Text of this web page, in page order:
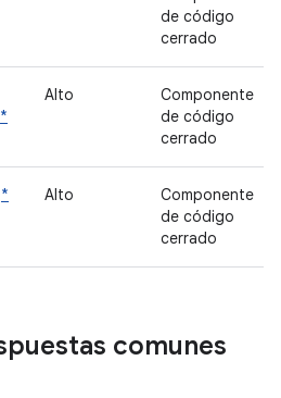
de código
cerrado
*
Alto
Componente
de código
cerrado
* Alto
Componente
de código
cerrado
comunes